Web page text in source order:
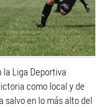
la Liga Deportiva
como local y de
salvo en lo más alto del